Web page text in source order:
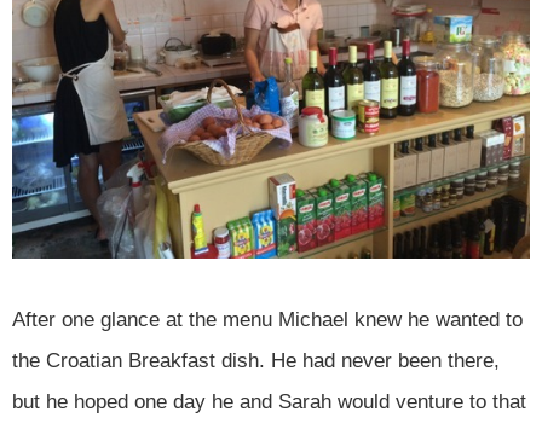
After one glance at the menu Michael knew he wanted to
the Croatian Breakfast dish. He had never been there,
but he hoped one day he and Sarah would venture to that